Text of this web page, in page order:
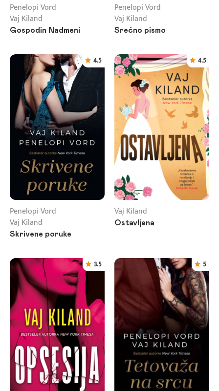
Penelopi Vord
Vaj Kiland
Gospodin Nadmeni
Penelopi Vord
Vaj Kiland
Srećno pismo
4.5
Penelopi Vord
Vaj Kiland
Skrivene poruke
4.5
Vaj Kiland
Ostavljena
3.5 5